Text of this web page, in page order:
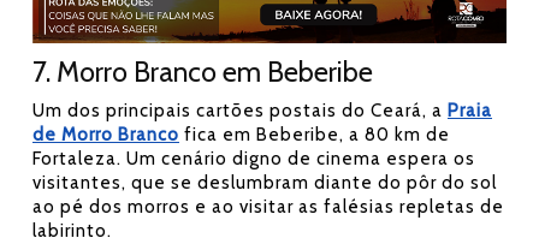
7. Morro Branco em Beberibe
Um dos principais cartões postais do Ceará, a Praia
de Morro Branco fica em Beberibe, a 80 km de
Fortaleza. Um cenário digno de cinema espera os
visitantes, que se deslumbram diante do pôr do sol
ao pé dos morros e ao visitar as falésias repletas de
labirinto.